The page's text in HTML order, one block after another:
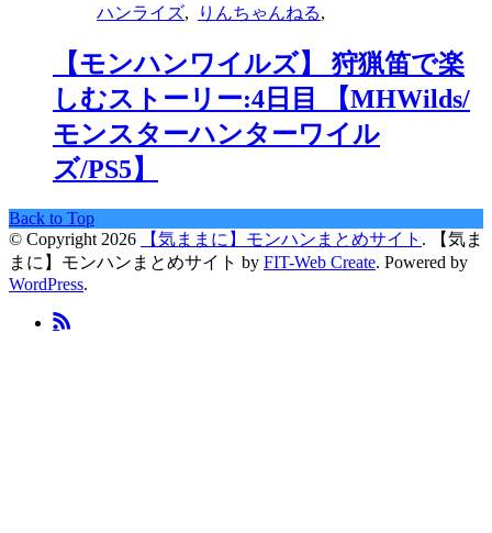
ハンライズ
りんちゃんねる
【モンハンワイルズ】 狩猟笛で楽
しむストーリー:4日目 【MHWilds/
モンスターハンターワイル
ズ/PS5】
Back to Top
© Copyright 2026
【気ままに】モンハンまとめサイト .
【気ま
まに】モンハンまとめサイト by FIT-Web Create. Powered by
WordPress.